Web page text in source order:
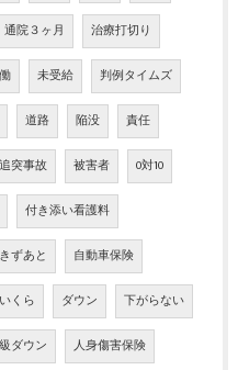
通院３ヶ月 治療打切り
未受給 判例タイムズ
道路 陥没 責任
追突事故 被害者 0対10
付き添い看護料
きずあと 自動車保険
いくら ダウン 下がらない
ダウン 人身傷害保険